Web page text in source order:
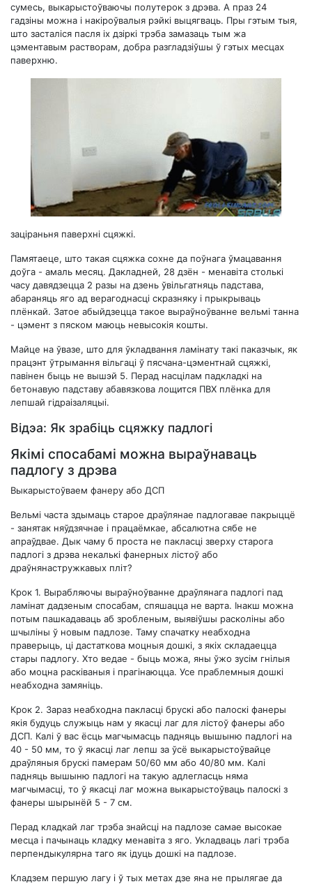
сумесь, выкарыстоўваючы полутерок з дрэва. А праз 24
гадзіны можна і накіроўвалыя рэйкі выцягваць. Пры гэтым тыя,
што засталіся пасля іх дзіркі трэба замазаць тым жа
цэментавым растворам, добра разгладзіўшы ў гэтых месцах
паверхню.
заціраньня паверхні сцяжкі.
Памятаеце, што такая сцяжка сохне да поўнага ўмацавання
доўга - амаль месяц. Дакладней, 28 дзён - менавіта столькі
часу давядзецца 2 разы на дзень ўвільгатняць падстава,
абараняць яго ад верагоднасці скразняку і прыкрываць
плёнкай. Затое абыйдзецца такое выраўноўванне вельмі танна
- цэмент з пяском маюць невысокія кошты.
Майце на ўвазе, што для ўкладвання ламінату такі паказчык, як
працэнт ўтрымання вільгаці ў пясчана-цэментнай сцяжкі,
павінен быць не вышэй 5. Перад насцілам падкладкі на
бетонавую падставу абавязкова лощится ПВХ плёнка для
лепшай гідраізаляцыі.
Відэа: Як зрабіць сцяжку падлогі
Якімі спосабамі можна выраўнаваць
падлогу з дрэва
Выкарыстоўваем фанеру або ДСП
Вельмі часта здымаць старое драўлянае падлогавае пакрыццё
- занятак няўдзячнае і працаёмкае, абсалютна сябе не
апраўдвае. Дык чаму б проста не пакласці зверху старога
падлогі з дрэва некалькі фанерных лістоў або
драўнянастружкавых пліт?
Крок 1. Вырабляючы выраўноўванне драўлянага падлогі пад
ламінат дадзеным спосабам, спяшацца не варта. Інакш можна
потым пашкадаваць аб зробленым, выявіўшы расколіны або
шчыліны ў новым падлозе. Таму спачатку неабходна
праверыць, ці дастаткова моцныя дошкі, з якіх складаецца
стары падлогу. Хто ведае - быць можа, яны ўжо зусім гнілыя
або моцна расківаныя і прагінаюцца. Усе праблемныя дошкі
неабходна замяніць.
Крок 2. Зараз неабходна пакласці брускі або палоскі фанеры
якія будуць служыць нам у якасці лаг для лістоў фанеры або
ДСП. Калі ў вас ёсць магчымасць падняць вышыню падлогі на
40 - 50 мм, то ў якасці лаг лепш за ўсё выкарыстоўвайце
драўляныя брускі памерам 50/60 мм або 40/80 мм. Калі
падняць вышыню падлогі на такую ​​адлегласць няма
магчымасці, то ў якасці лаг можна выкарыстоўваць палоскі з
фанеры шырынёй 5 - 7 см.
Перад кладкай лаг трэба знайсці на падлозе самае высокае
месца і пачынаць кладку менавіта з яго. Укладваць лагі трэба
перпендыкулярна таго як ідуць дошкі на падлозе.
Кладзем першую лагу і ў тых метах дзе яна не прылягае да